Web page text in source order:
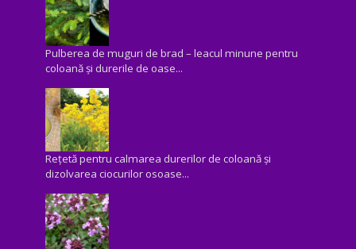
Pulberea de muguri de brad – leacul minune pentru
coloană și durerile de oase...
Rețetă pentru calmarea durerilor de coloană și
dizolvarea ciocurilor osoase...